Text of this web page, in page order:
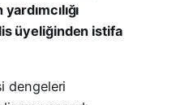
üyeliğinden istifa
dengeleri